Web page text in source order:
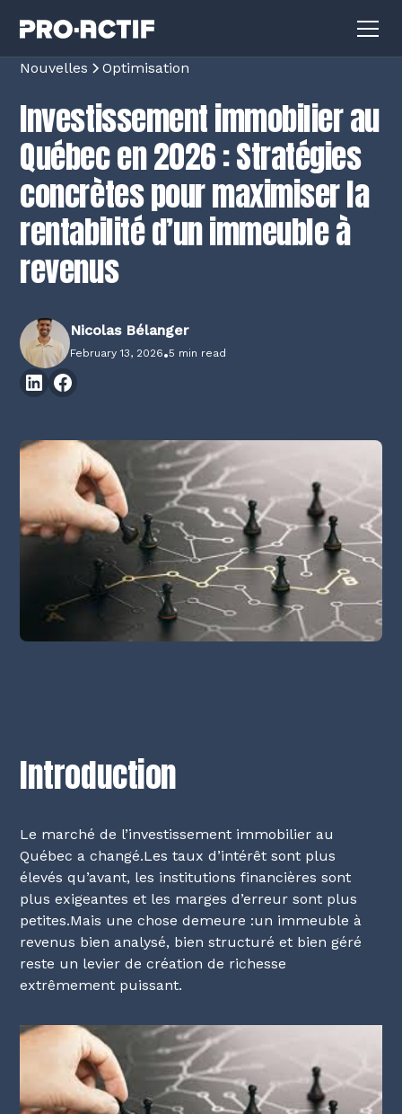
Nouvelles Optimisation
Investissement immobilier au
Québec en 2026 : Stratégies
concrètes pour maximiser la
rentabilité d’un immeuble à
revenus
Nicolas Bélanger
February 13, 2026•5 min read
Introduction
Le marché de l’investissement immobilier au
Québec a changé.Les taux d’intérêt sont plus
élevés qu’avant, les institutions financières sont
plus exigeantes et les marges d’erreur sont plus
petites.Mais une chose demeure :un immeuble à
revenus bien analysé, bien structuré et bien géré
reste un levier de création de richesse
extrêmement puissant.